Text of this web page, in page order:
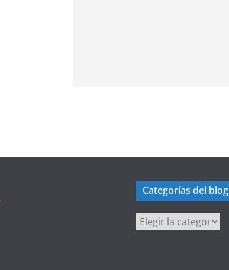
Categorías del blog
Categorías
del